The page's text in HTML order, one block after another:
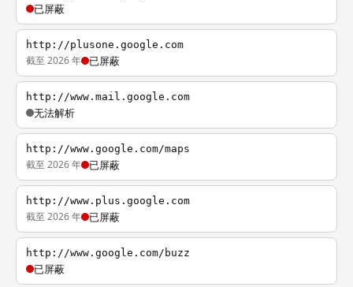
已屏蔽
http://plusone.google.com
截至 2026 年 已屏蔽
http://www.mail.google.com
无法解析
http://www.google.com/maps
截至 2026 年 已屏蔽
http://www.plus.google.com
截至 2026 年 已屏蔽
http://www.google.com/buzz
已屏蔽